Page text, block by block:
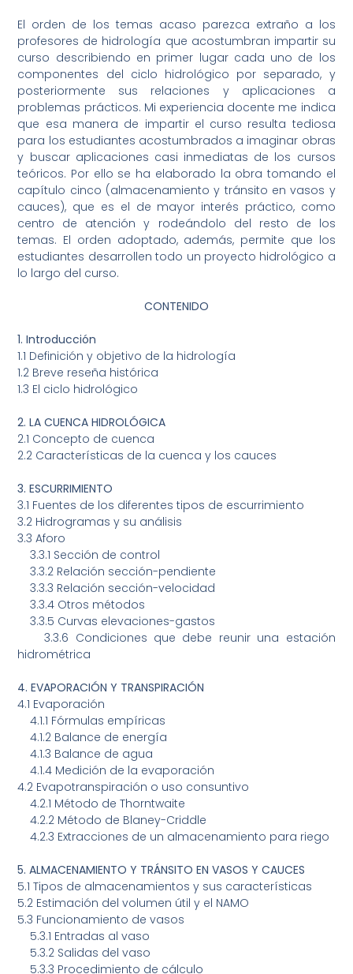
El orden de los temas acaso parezca extraño a los
profesores de hidrología que acostumbran impartir su
curso describiendo en primer lugar cada uno de los
componentes del ciclo hidrológico por separado, y
posteriormente sus relaciones y aplicaciones a
problemas prácticos. Mi experiencia docente me indica
que esa manera de impartir el curso resulta tediosa
para los estudiantes acostumbrados a imaginar obras
y buscar aplicaciones casi inmediatas de los cursos
teóricos. Por ello se ha elaborado la obra tomando el
capítulo cinco (almacenamiento y tránsito en vasos y
cauces), que es el de mayor interés práctico, como
centro de atención y rodeándolo del resto de los
temas. El orden adoptado, además, permite que los
estudiantes desarrollen todo un proyecto hidrológico a
lo largo del curso.
CONTENIDO
1. Introducción
1.1 Definición y objetivo de la hidrología
1.2 Breve reseña histórica
1.3 El ciclo hidrológico
2. LA CUENCA HIDROLÓGICA
2.1 Concepto de cuenca
2.2 Características de la cuenca y los cauces
3. ESCURRIMIENTO
3.1 Fuentes de los diferentes tipos de escurrimiento
3.2 Hidrogramas y su análisis
3.3 Aforo
3.3.1 Sección de control
3.3.2 Relación sección-pendiente
3.3.3 Relación sección-velocidad
3.3.4 Otros métodos
3.3.5 Curvas elevaciones-gastos
3.3.6 Condiciones que debe reunir una estación
hidrométrica
4.EVAPORACIÓN Y TRANSPIRACIÓN
4.1 Evaporación
4.1.1 Fórmulas empíricas
4.1.2 Balance de energía
4.1.3 Balance de agua
4.1.4 Medición de la evaporación
4.2 Evapotranspiración o uso consuntivo
4.2.1 Método de Thorntwaite
4.2.2 Método de Blaney-Criddle
4.2.3 Extracciones de un almacenamiento para riego
5.ALMACENAMIENTO Y TRÁNSITO EN VASOS Y CAUCES
5.1Tipos de almacenamientos y sus características
5.2 Estimación del volumen útil y el NAMO
5.3 Funcionamiento de vasos
5.3.1 Entradas al vaso
5.3.2 Salidas del vaso
5.3.3 Procedimiento de cálculo